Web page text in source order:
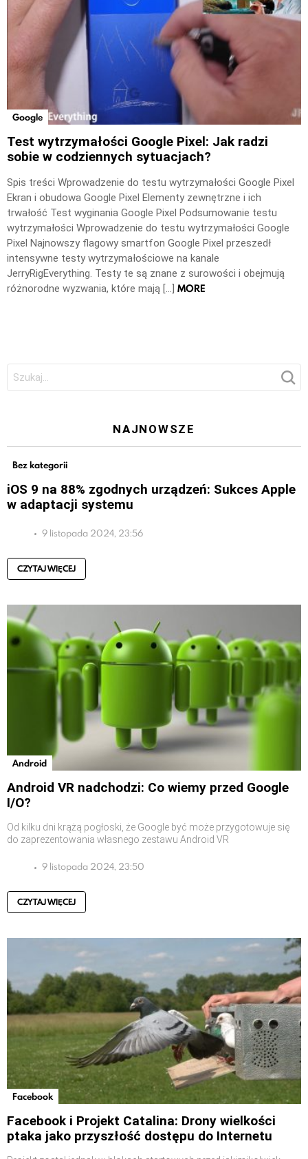
Google
Test wytrzymałości Google Pixel: Jak radzi
sobie w codziennych sytuacjach?
Spis treści Wprowadzenie do testu wytrzymałości Google Pixel
Ekran i obudowa Google Pixel Elementy zewnętrzne i ich
trwałość Test wyginania Google Pixel Podsumowanie testu
wytrzymałości Wprowadzenie do testu wytrzymałości Google
Pixel Najnowszy flagowy smartfon Google Pixel przeszedł
intensywne testy wytrzymałościowe na kanale
JerryRigEverything. Testy te są znane z surowości i obejmują
różnorodne wyzwania, które mają […] MORE
Szukaj:
NAJNOWSZE
Bez kategorii
iOS 9 na 88% zgodnych urządzeń: Sukces Apple
w adaptacji systemu
9 listopada 2024, 23:56
CZYTAJ WIĘCEJ
Android
Android VR nadchodzi: Co wiemy przed Google
I/O?
Od kilku dni krążą pogłoski, że Google być może przygotowuje się
do zaprezentowania własnego zestawu Android VR
9 listopada 2024, 23:50
CZYTAJ WIĘCEJ
Facebook
Facebook i Projekt Catalina: Drony wielkości
ptaka jako przyszłość dostępu do Internetu